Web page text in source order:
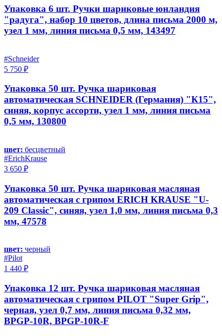
Упаковка 6 шт. Ручки шариковые юнландия
"радуга", набор 10 цветов, длина письма 2000 м,
узел 1 мм, линия письма 0,5 мм, 143497
#Schneider
5 750 ₽
Упаковка 50 шт. Ручка шариковая
автоматическая SCHNEIDER (Германия) "К15",
синяя, корпус ассорти, узел 1 мм, линия письма
0,5 мм, 130800
цвет: бесцветный
#ErichKrause
3 650 ₽
Упаковка 50 шт. Ручка шариковая масляная
автоматическая с грипом ERICH KRAUSE "U-
209 Classic", синяя, узел 1,0 мм, линия письма 0,3
мм, 47578
цвет: черный
#Pilot
1 440 ₽
Упаковка 12 шт. Ручка шариковая масляная
автоматическая с грипом PILOT "Super Grip",
черная, узел 0,7 мм, линия письма 0,32 мм,
BPGP-10R, BPGP-10R-F